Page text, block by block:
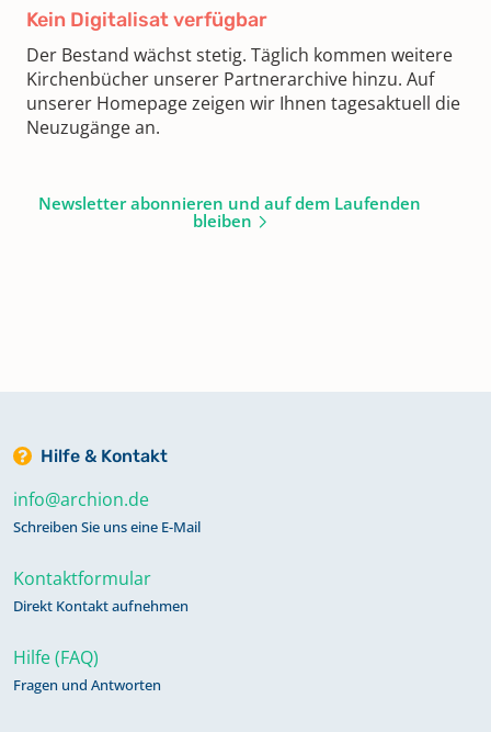
Kein Digitalisat verfügbar
Der Bestand wächst stetig. Täglich kommen weitere
Kirchenbücher unserer Partnerarchive hinzu. Auf
unserer Homepage zeigen wir Ihnen tagesaktuell die
Neuzugänge an.
Newsletter abonnieren und auf dem Laufenden
bleiben
Hilfe & Kontakt
info@archion.de
Schreiben Sie uns eine E-Mail
Kontaktformular
Direkt Kontakt aufnehmen
Hilfe (FAQ)
Fragen und Antworten